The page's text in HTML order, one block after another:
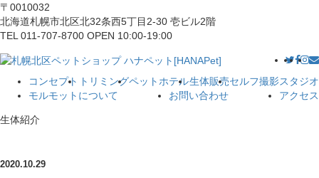
〒0010032
北海道札幌市北区北32条西5丁目2-30 壱ビル2階
TEL 011-707-8700 OPEN 10:00-19:00
コンセプト トリミングペットホテル生体販売セルフ撮影スタジオ
モルモットについて
お問い合わせ アクセス
生体紹介
2020.10.29